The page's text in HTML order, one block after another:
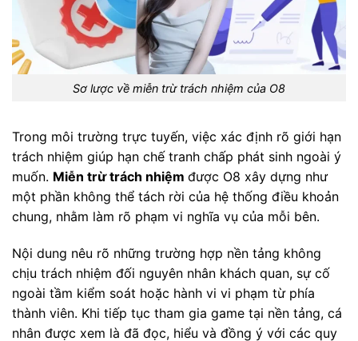
Sơ lược về miễn trừ trách nhiệm của O8
Trong môi trường trực tuyến, việc xác định rõ giới hạn
trách nhiệm giúp hạn chế tranh chấp phát sinh ngoài ý
muốn. Miễn trừ trách nhiệm được O8 xây dựng như
một phần không thể tách rời của hệ thống điều khoản
chung, nhằm làm rõ phạm vi nghĩa vụ của mỗi bên.
Nội dung nêu rõ những trường hợp nền tảng không
chịu trách nhiệm đối nguyên nhân khách quan, sự cố
ngoài tầm kiểm soát hoặc hành vi vi phạm từ phía
thành viên. Khi tiếp tục tham gia game tại nền tảng, cá
nhân được xem là đã đọc, hiểu và đồng ý với các quy